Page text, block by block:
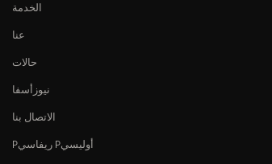
الخدمة
عنا
حالات
نيوزأسفا
الاتصال بنا
Pريفاسي Pأوليسي